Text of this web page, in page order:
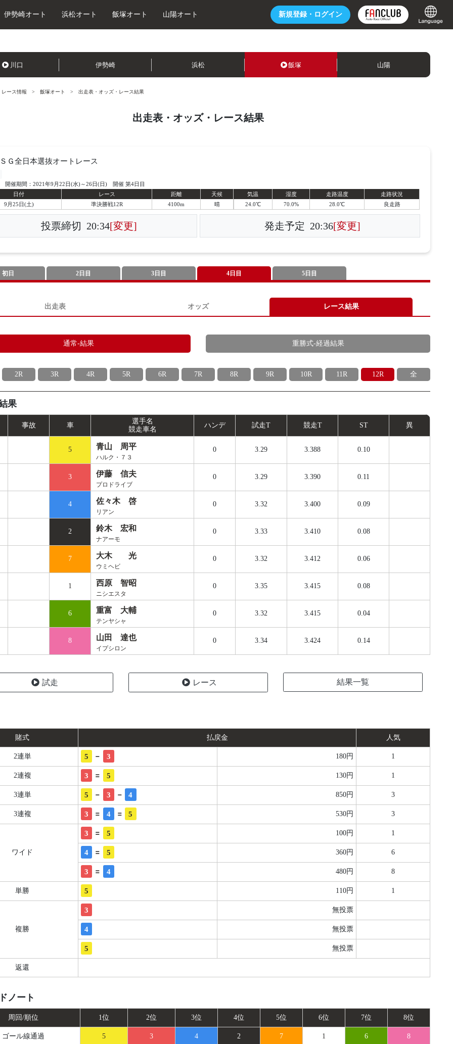
新規登録・ ログイン
伊勢崎オート 浜松オート 飯塚オート 山陽オート
川口 伊勢崎 浜松 飯塚 山陽
レース情報 飯塚オート 出走表・オッズ・レース結果
出走表・オッズ・レース結果
Ｇ全日本選抜オートレース
開催期間：2021年9月22日(水)～26日(日) 開催 第4日目
日付
レース 距離
天候
9月25日(土)
準決勝戦12R 4100m 晴
気温 湿度 走路温度
走路状況
24.0℃
70.0% 28.0℃ 良走路
投票締切 20:34[変更] 発走予定 20:36[変更]
初日 2日目 3日目 4日目 5日目
出走表 オッズ レース結果
通常-結果 重勝式-経過結果
2R 3R 4R 5R 6R 7R 8R 9R 10R 11R 12R 全
果
事故 車
選手名
競走車名
ハンデ 試走T 競走T ST 異
5 青山 周平
ハルク・７３
0 3.29 3.388 0.10
3 伊藤 信夫
プロドライブ
0 3.29 3.390 0.11
4 佐々木 啓
リアン
0 3.32 3.400 0.09
2 鈴木 宏和
ナアーモ
0 3.33 3.410 0.08
7 大木 光
ウミヘビ
0 3.32 3.412 0.06
1 西原 智昭
ニシエスタ
0 3.35 3.415 0.08
6 重富 大輔
テンヤシャ
0 3.32 3.415 0.04
8 山田 達也
イプシロン
0 3.34 3.424 0.14
試走 レース 結果一覧
賭式 払戻金 人気
2連単 5 - 3 180円 1
2連複 3 = 5 130円 1
3連単 5 - 3 - 4 850円 3
3連複 3 = 4 = 5 530円 3
ワイド
3 = 5 100円 1
4 = 5 360円 6
3 = 4 480円 8
単勝 5 110円 1
複勝
3 無投票
4 無投票
5 無投票
返還
ノート
周回/順位 1位 2位 3位 4位 5位 6位 7位 8位
ゴール線通過 5 3 4 2 7 1 6 8